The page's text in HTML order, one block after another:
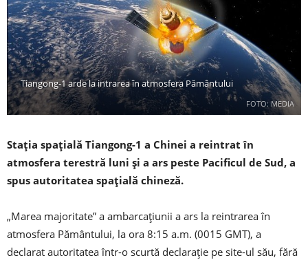
FOTO: MEDIA
Tiangong-1 arde la intrarea în atmosfera Pământului
Stația spațială Tiangong-1 a Chinei a reintrat în
atmosfera terestră luni și a ars peste Pacificul de Sud, a
spus autoritatea spațială chineză.
„Marea majoritate” a ambarcațiunii a ars la reintrarea în
atmosfera Pământului, la ora 8:15 a.m. (0015 GMT), a
declarat autoritatea într-o scurtă declarație pe site-ul său, fără